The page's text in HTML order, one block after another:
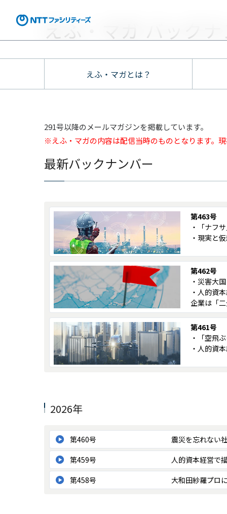
えふ・マガ バック
えふ・マガとは？
291号以降のメールマガジンを掲載しています。
※えふ・マガの内容は配信当時のものとなります。
最新バックナンバー
第463号
・「ナフ
・現実と
第462号
・災害大
・人的資
企業は「
第461号
・「空飛
・人的資
2026年
第460号
震災を忘れない
第459号
人的資本経営で
第458号
大和田紗羅プロ